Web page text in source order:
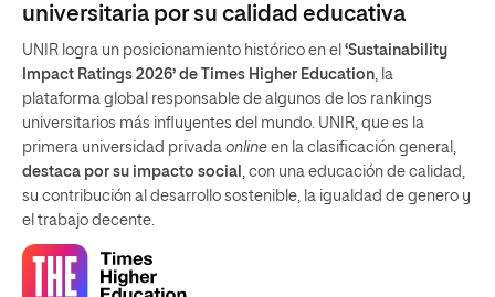
universitaria por su calidad educativa
UNIR logra un posicionamiento histórico en el ‘Sustainability
Impact Ratings 2026’ de Times Higher Education , la
plataforma global responsable de algunos de los rankings
universitarios más influyentes del mundo. UNIR, que es la
primera universidad privada online en la clasificación general,
destaca por su impacto social
, con una educación de calidad,
su contribución al desarrollo sostenible, la igualdad de genero y
el trabajo decente.